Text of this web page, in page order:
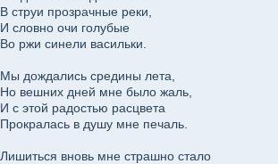
В струи прозрачные реки,
И словно очи голубые
Во ржи синели васильки.
Мы дождались средины лета,
Но вешних дней мне было жаль,
И с этой радостью расцвета
Прокралась в душу мне печаль.
Лишиться вновь мне страшно стало